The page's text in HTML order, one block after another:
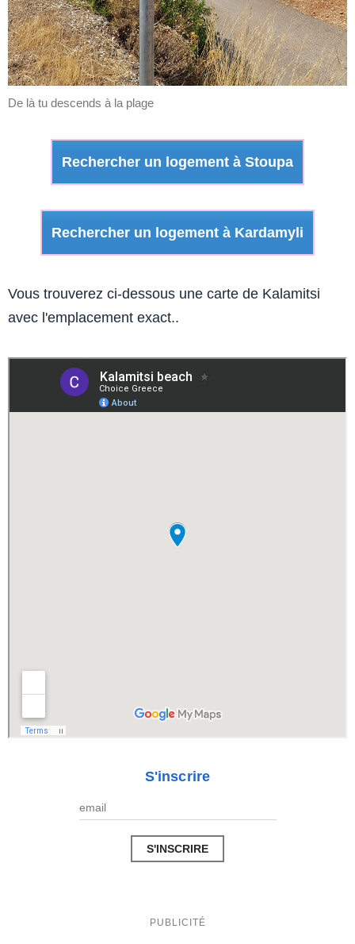
De là tu descends à la plage
Rechercher un logement à Stoupa
Rechercher un logement à Kardamyli
Vous trouverez ci-dessous une carte de Kalamitsi
avec l'emplacement exact..
S'inscrire